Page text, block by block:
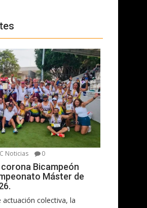
Noticias 0
Bicampeón
Máster de
colectiva, la